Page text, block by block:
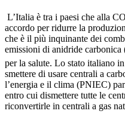
L’Italia è tra i paesi che alla
accordo per ridurre la
che è il più inquinante dei
emissioni di anidride carbonica
per la salute. Lo stato italiano
smettere di usare centrali a
l’energia e il clima (PNIEC)
entro cui dismettere tutte le
riconvertirle in centrali a gas